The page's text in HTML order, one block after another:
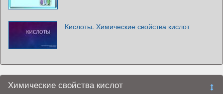
Кислоты. Химические свойства кислот
Химические свойства кислот